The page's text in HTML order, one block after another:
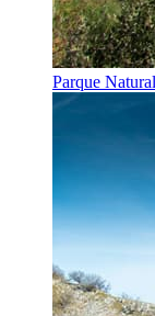
Parque